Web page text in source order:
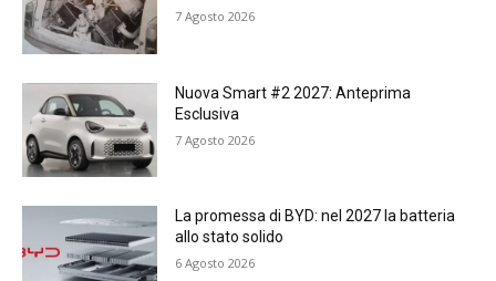
7 Agosto 2026
Nuova Smart #2 2027: Anteprima
Esclusiva
7 Agosto 2026
La promessa di BYD: nel 2027 la batteria
allo stato solido
6 Agosto 2026